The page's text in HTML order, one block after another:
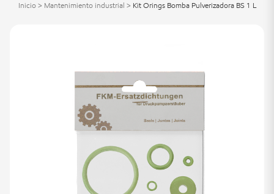
Inicio > Mantenimiento industrial > Kit Orings Bomba Pulverizadora BS 1 L